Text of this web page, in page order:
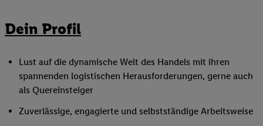
Dein Profil
Lust auf die dynamische Welt des Handels mit ihren
spannenden logistischen Herausforderungen, gerne auch
als Quereinsteiger
Zuverlässige, engagierte und selbstständige Arbeitsweise